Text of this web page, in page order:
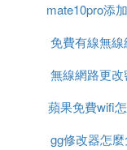
7、楊玉環——御
8、諸葛亮——時
三、打野：
1、孫悟空——
2、曹操——天狼
3、典韋——岱宗
體
mate10pro添
免費有線無
意思
無線網路更
機連接
蘋果免費wifi
體
gg修改器怎